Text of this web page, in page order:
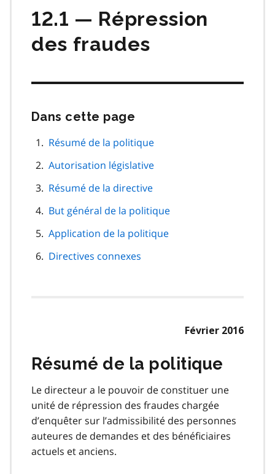
12.1 — Répression
des fraudes
Dans cette page
navigation
page
Résumé de la politique
Autorisation législative
Résumé de la directive
But général de la politique
Application de la politique
Directives connexes
Février 2016
Résumé de la politique
Le directeur a le pouvoir de constituer une
unité de répression des fraudes chargée
d’enquêter sur l’admissibilité des personnes
auteures de demandes et des bénéficiaires
actuels et anciens.